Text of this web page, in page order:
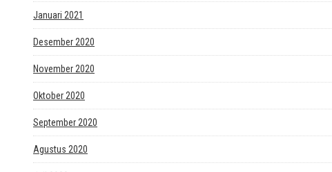
Januari 2021
Desember 2020
November 2020
Oktober 2020
September 2020
Agustus 2020